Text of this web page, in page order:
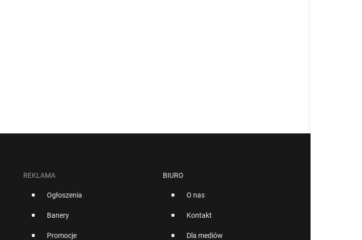
REKLAMA
Ogłoszenia
Banery
Promocje
BIURO
O nas
Kontakt
Dla mediów